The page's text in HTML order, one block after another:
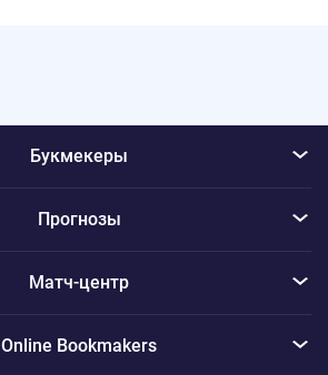
Букмекеры
Прогнозы
Матч-центр
Online Bookmakers